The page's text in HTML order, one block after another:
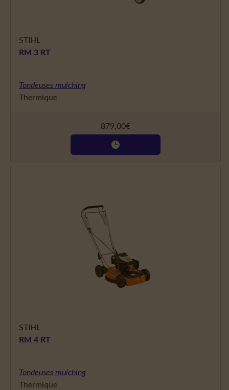
STIHL
RM 3 RT
Tondeuses mulching
Thermique
879,00€
STIHL
RM 4 RT
Tondeuses mulching
Thermique